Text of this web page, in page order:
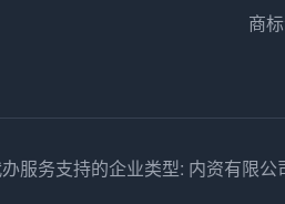
商
服务支持的企业类型: 内资有限